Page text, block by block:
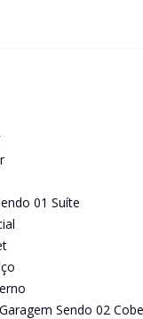
01 Suíte
Sendo 02